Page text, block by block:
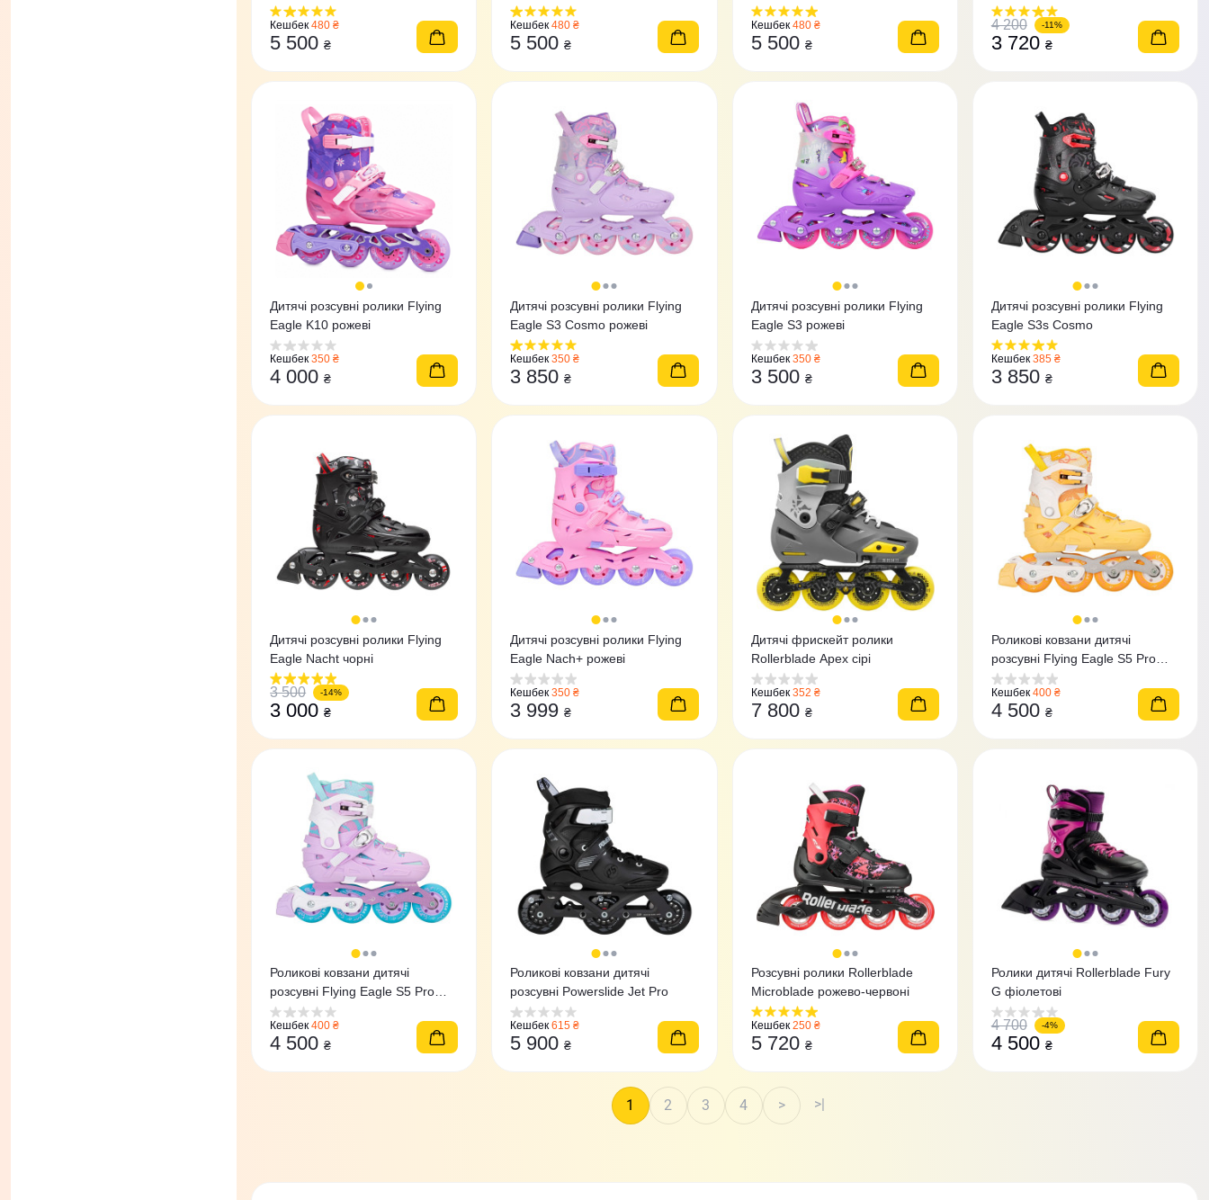
Кешбек 480 ₴
5 500₴
Кешбек 480 ₴
5 500₴
Кешбек 480 ₴
5 500 ₴
4 200 -11%
3 720 ₴
Дитячі розсувні ролики Flying
Eagle K10 рожеві
Кешбек 350 ₴
4 000₴
Дитячі розсувні ролики Flying
Eagle S3 Cosmo рожеві
Кешбек 350 ₴
3 850₴
Дитячі розсувні ролики Flying
Eagle S3 рожеві
Кешбек 350 ₴
3 500 ₴
Дитячі розсувні ролики Flying
Eagle S3s Cosmo
Кешбек 385 ₴
3 850 ₴
Дитячі розсувні ролики Flying
Eagle Nacht чорні
3 500 -14%
3 000₴
Дитячі розсувні ролики Flying
Eagle Nach+ рожеві
Кешбек 350 ₴
3 999₴
Дитячі фрискейт ролики
Rollerblade Apex сірі
Кешбек 352 ₴
7 800 ₴
Роликові ковзани дитячі
розсувні Flying Eagle S5 Pro
Buzz жовті
Кешбек 400 ₴
4 500 ₴
Роликові ковзани дитячі
розсувні Flying Eagle S5 Pro
Buzz фіолетові
Кешбек 400 ₴
4 500₴
Роликові ковзани дитячі
розсувні Powerslide Jet Pro
Кешбек 615 ₴
5 900₴
Розсувні ролики Rollerblade
Microblade рожево-червоні
Кешбек 250 ₴
5 720 ₴
Ролики дитячі Rollerblade Fury
G фіолетові
4 700 -4%
4 500 ₴
1 2 3 4 > >|